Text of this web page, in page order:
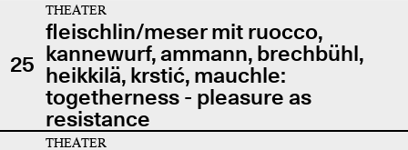
25
THEATER
fleischlin/meser mit ruocco,
kannewurf, ammann, brechbühl,
heikkilä, krstić, mauchle:
togetherness - pleasure as
resistance
THEATER